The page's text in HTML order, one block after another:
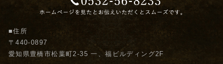
■住所
〒440-0897
愛知県豊橋市松葉町2-35 一、福ビルディング2F